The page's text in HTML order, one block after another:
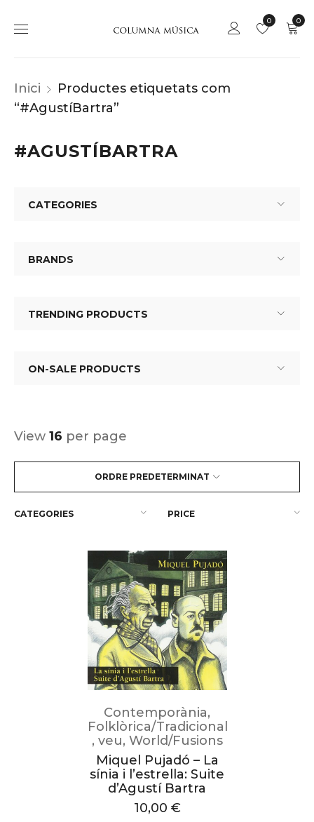
0
0
Inici
Productes etiquetats com
“#AgustíBartra”
#AGUSTÍBARTRA
CATEGORIES
BRANDS
TRENDING PRODUCTS
ON-SALE PRODUCTS
ORDRE PREDETERMINAT
View 16 per page
CATEGORIES PRICE
Contemporània,
Folklòrica/Tradicional
, veu, World/Fusions
Miquel Pujadó – La
sínia i l’estrella: Suite
d’Agustí Bartra
10,00 €